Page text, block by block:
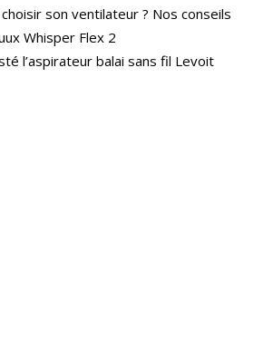
son ventilateur ? Nos conseils
Whisper Flex 2
l’aspirateur balai sans fil Levoit